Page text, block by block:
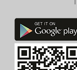
ΠΟΛΙΤΙΣΜΟΣ